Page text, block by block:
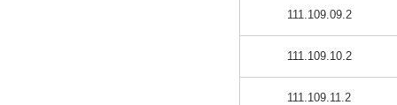
111.109.09.2
111.109.10.2
111.109.11.2